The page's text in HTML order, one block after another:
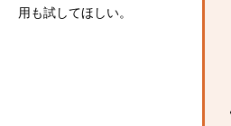
用も試してほしい。